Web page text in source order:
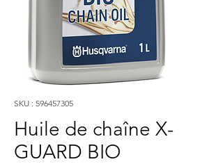
SKU : 596457305
Huile de chaîne X-
GUARD BIO